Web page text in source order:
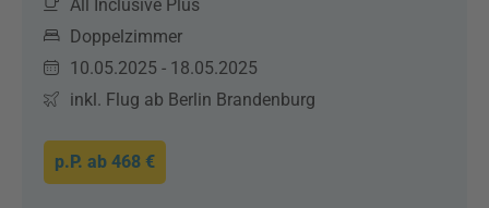
All Inclusive Plus
Doppelzimmer
10.05.2025 - 18.05.2025
inkl. Flug ab Berlin Brandenburg
p.P. ab 468 €